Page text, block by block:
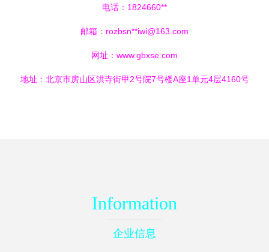
电话：1824660**
邮箱：rozbsn**iwi@163.com
网址： www.gbxse.com
地址：北京市房山区洪寺街甲2号院7号楼A座1单元4层4160号
Information
企业信息